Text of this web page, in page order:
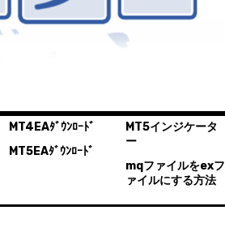
MT4EAﾀﾞｳﾝﾛｰﾄﾞ
MT5EAﾀﾞｳﾝﾛｰﾄﾞ
MT5インジケータ
ー
mqファイルをexフ
ァイルにする方法